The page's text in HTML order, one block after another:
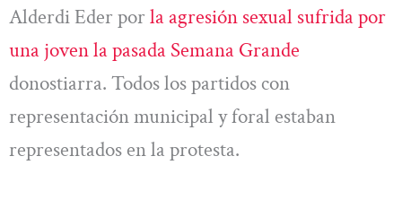
Alderdi Eder porla agresión sexual sufrida por
una joven la pasada Semana Grande
donostiarra. Todos los partidos con
representación municipal y foral estaban
representados en la protesta.